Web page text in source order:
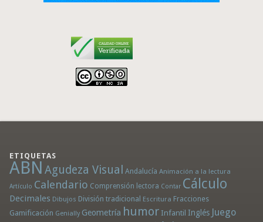
ETIQUETAS
ABN Agudeza Visual Andalucía Animación a la lectura
Artículo Calendario Comprensión lectora Contar Cálculo
Decimales Dibujos División tradicional Escritura Fracciones
Gamificación Genially Geometría humor Infantil Inglés Juego